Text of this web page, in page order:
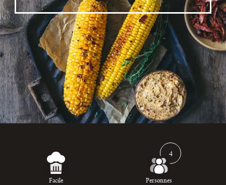
Facile
4
Personnes